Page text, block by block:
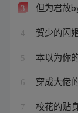
3 但为君故
4 贺少的闪
5 本以为你
6 穿成大佬
7 校花的贴